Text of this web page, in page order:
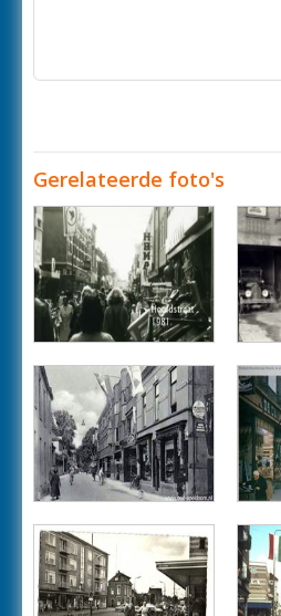
Gerelateerde foto's